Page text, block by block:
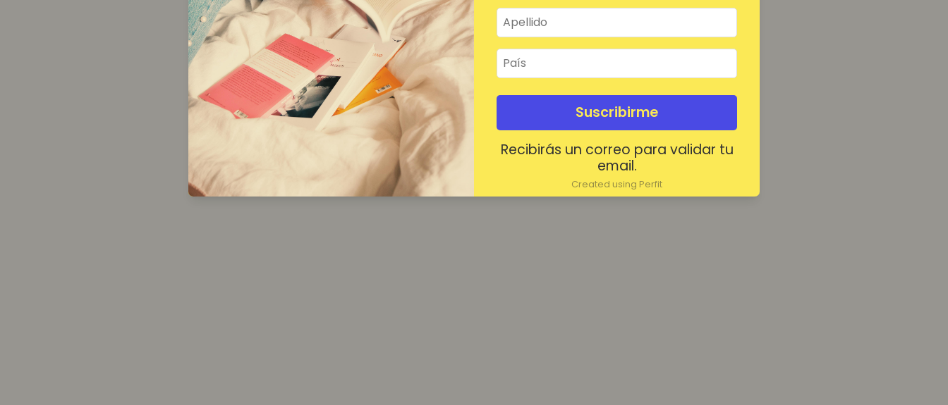
Suscribirme
Recibirás un correo para validar tu
email.
Created using Perfit
Mantenerme conectado ¿Contraseña olvidada?
Acceder